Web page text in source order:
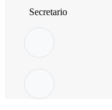
Secretario